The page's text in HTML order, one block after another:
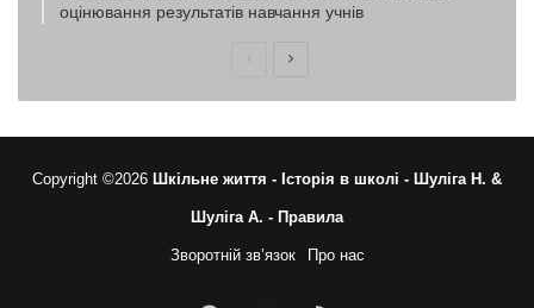
оцінювання результатів навчання учнів
ПопередняНаступна
Copyright ©2026 Шкільне життя - Історія в школі - Шуліга Н. &
Шуліга А. - Правила
Зворотній зв’язок Про нас